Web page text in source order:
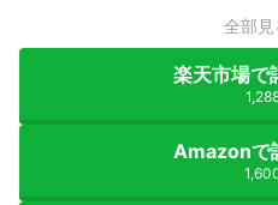
全部見
楽天市場で
Amazonで